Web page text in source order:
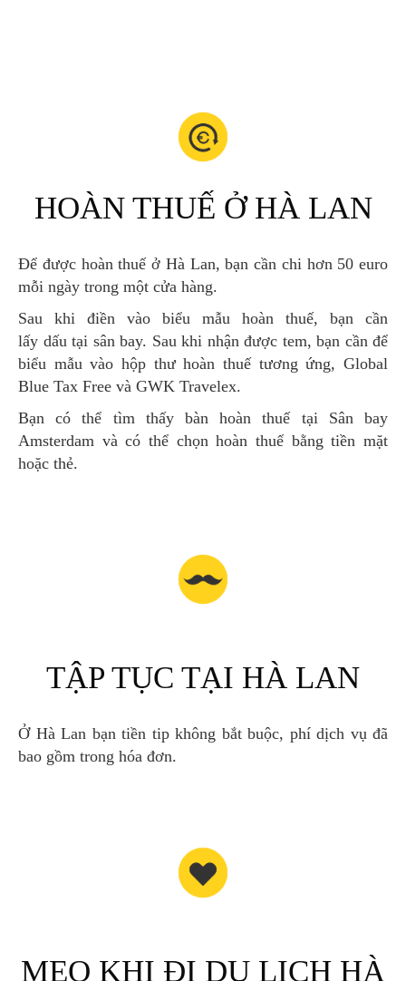
HOÀN THUẾ Ở HÀ LAN
Để được hoàn thuế ở Hà Lan, bạn cần chi hơn 50 euro
mỗi ngày trong một cửa hàng.
Sau khi điền vào biểu mẫu hoàn thuế, bạn cần
lấy dấu tại sân bay. Sau khi nhận được tem, bạn cần để
biểu mẫu vào hộp thư hoàn thuế tương ứng, Global
Blue Tax Free và GWK Travelex.
Bạn có thể tìm thấy bàn hoàn thuế tại Sân bay
Amsterdam và có thể chọn hoàn thuế bằng tiền mặt
hoặc thẻ.
TẬP TỤC TẠI HÀ LAN
Ở Hà Lan bạn tiền tip không bắt buộc, phí dịch vụ đã
bao gồm trong hóa đơn.
MẸO KHI ĐI DU LỊCH HÀ